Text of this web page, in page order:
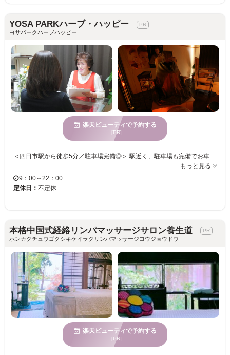
YOSA PARKハーブ・ハッピー
ヨサパークハーブハッピー
楽天ビューティで予約する
[PR]
もっと見る
9：00～22：00
定休日： 不定休
本格中国式経絡リンパマッサージサロン養生道
ホンカクチュウゴクシキケイラクリンパマッサージヨウジョウドウ
楽天ビューティで予約する
[PR]